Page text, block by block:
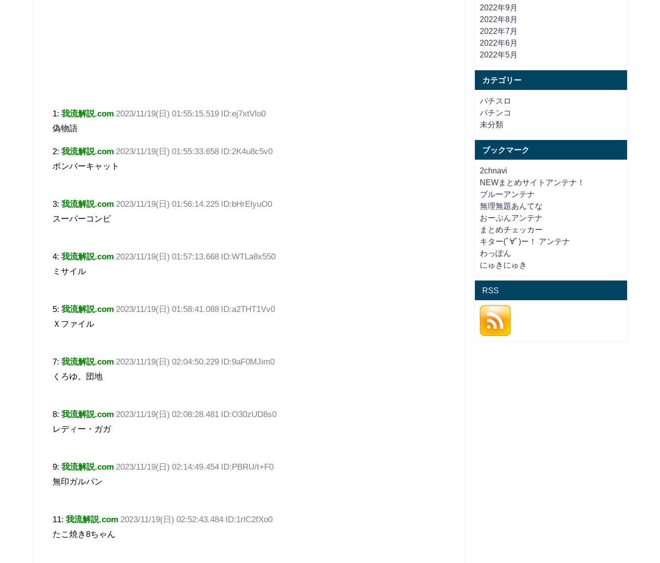
1:我流解説.com 2023/11/19(日) 01:55:15.519 ID:ej7xtVlo0
偽物語
2:我流解説.com 2023/11/19(日) 01:55:33.658 ID:2K4u8c5v0
ボンバーキャット
3:我流解説.com 2023/11/19(日) 01:56:14.225 ID:bHrElyuO0
スーパーコンビ
4:我流解説.com 2023/11/19(日) 01:57:13.668 ID:WTLa8x550
ミサイル
5:我流解説.com 2023/11/19(日) 01:58:41.088 ID:a2THT1Vv0
Ｘファイル
7:我流解説.com 2023/11/19(日) 02:04:50.229 ID:9aF0MJim0
くろゆ。団地
8:我流解説.com 2023/11/19(日) 02:08:28.481 ID:O30zUD8s0
レディー・ガガ
9:我流解説.com 2023/11/19(日) 02:14:49.454 ID:PBRU/t+F0
無印ガルパン
11:我流解説.com 2023/11/19(日) 02:52:43.484 ID:1rlC2fXo0
たこ焼き8ちゃん
2022年9月
2022年8月
2022年7月
2022年6月
2022年5月
カテゴリー
パチスロ
パチンコ
未分類
ブックマーク
2chnavi
NEWまとめサイトアンテナ！
ブルーアンテナ
無理無題あんてな
おーぷんアンテナ
まとめチェッカー
キター(ﾟ∀ﾟ)ー！ アンテナ
わっぽん
にゅきにゅき
RSS